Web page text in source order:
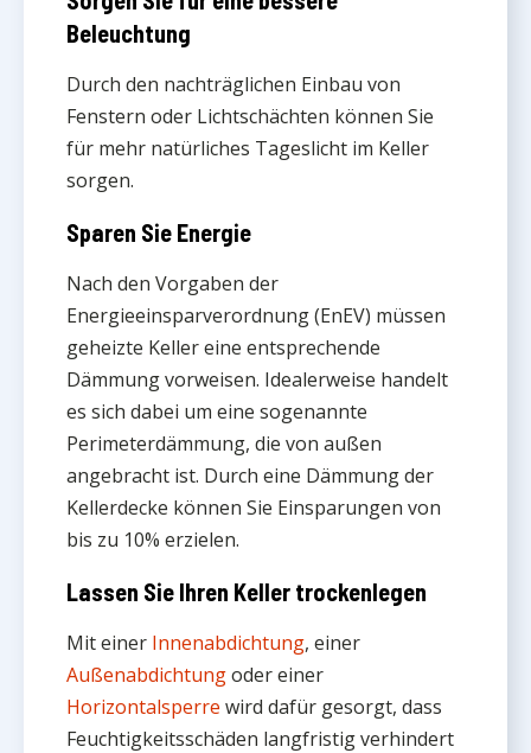
Beleuchtung
Durch den nachträglichen Einbau von
Fenstern oder Lichtschächten können Sie
für mehr natürliches Tageslicht im Keller
sorgen.
Sparen Sie Energie
Nach den Vorgaben der
Energieeinsparverordnung (EnEV) müssen
geheizte Keller eine entsprechende
Dämmung vorweisen. Idealerweise handelt
es sich dabei um eine sogenannte
Perimeterdämmung, die von außen
angebracht ist. Durch eine Dämmung der
Kellerdecke können Sie Einsparungen von
bis zu 10% erzielen.
Lassen Sie Ihren Keller trockenlegen
Mit einer Innenabdichtung, einer
Außenabdichtungoder einer
Horizontalsperre wird dafür gesorgt, dass
Feuchtigkeitsschäden langfristig verhindert